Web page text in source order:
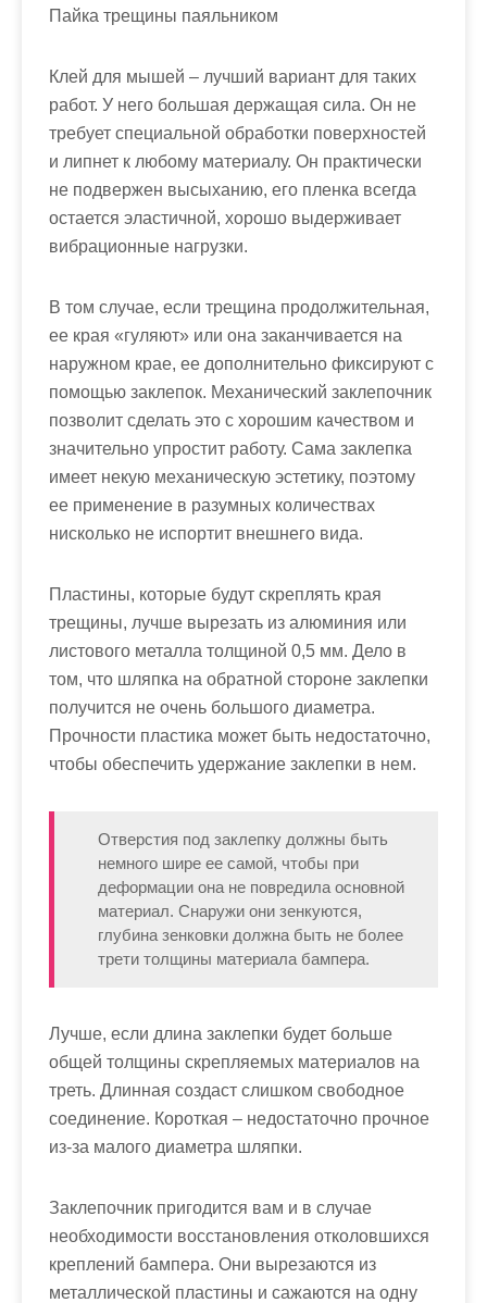
Пайка трещины паяльником
Клей для мышей – лучший вариант для таких
работ. У него большая держащая сила. Он не
требует специальной обработки поверхностей
и липнет к любому материалу. Он практически
не подвержен высыханию, его пленка всегда
остается эластичной, хорошо выдерживает
вибрационные нагрузки.
В том случае, если трещина продолжительная,
ее края «гуляют» или она заканчивается на
наружном крае, ее дополнительно фиксируют с
помощью заклепок. Механический заклепочник
позволит сделать это с хорошим качеством и
значительно упростит работу. Сама заклепка
имеет некую механическую эстетику, поэтому
ее применение в разумных количествах
нисколько не испортит внешнего вида.
Пластины, которые будут скреплять края
трещины, лучше вырезать из алюминия или
листового металла толщиной 0,5 мм. Дело в
том, что шляпка на обратной стороне заклепки
получится не очень большого диаметра.
Прочности пластика может быть недостаточно,
чтобы обеспечить удержание заклепки в нем.
Отверстия под заклепку должны быть
немного шире ее самой, чтобы при
деформации она не повредила основной
материал. Снаружи они зенкуются,
глубина зенковки должна быть не более
трети толщины материала бампера.
Лучше, если длина заклепки будет больше
общей толщины скрепляемых материалов на
треть. Длинная создаст слишком свободное
соединение. Короткая – недостаточно прочное
из-за малого диаметра шляпки.
Заклепочник пригодится вам и в случае
необходимости восстановления отколовшихся
креплений бампера. Они вырезаются из
металлической пластины и сажаются на одну